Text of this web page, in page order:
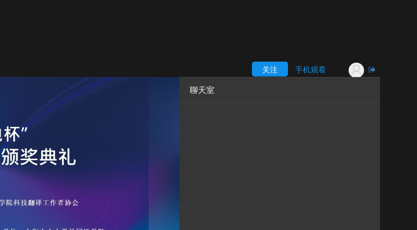
关注 手机观看
聊天室